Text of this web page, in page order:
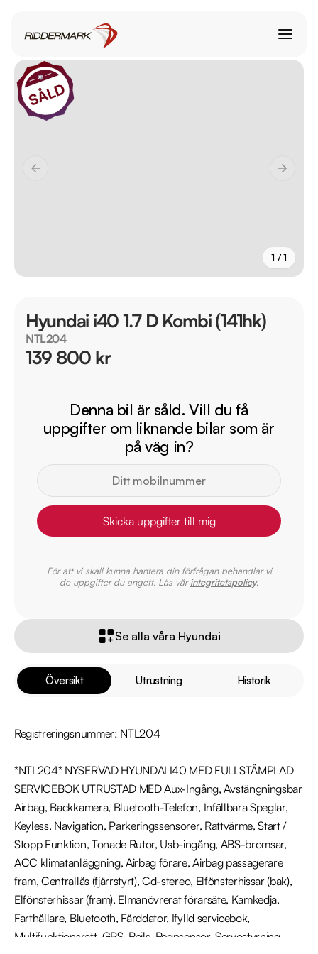
1 / 1
Översikt Utrustning Historik
Registreringsnummer: NTL204
*NTL204* NYSERVAD HYUNDAI I40 MED FULLSTÄMPLAD
SERVICEBOK UTRUSTAD MED Aux-Ingång, Avstängningsbar
Airbag, Backkamera, Bluetooth-Telefon, Infällbara Speglar,
Keyless, Navigation, Parkeringssensorer, Rattvärme, Start /
Stopp Funktion, Tonade Rutor, Usb-ingång, ABS-bromsar,
ACC klimatanläggning, Airbag förare, Airbag passagerare
fram, Centrallås (fjärrstyrt), Cd-stereo, Elfönsterhissar (bak),
Elfönsterhissar (fram), Elmanövrerat förarsäte, Kamkedja,
Farthållare, Bluetooth, Färddator, Ifylld servicebok,
Multifunktionsratt, GPS, Rails, Regnsensor, Servostyrning,
Hyundai i40 1.7 D Kombi (141hk)
NTL204
139 800 kr
Denna bil är såld. Vill du få
uppgifter om liknande bilar som är
på väg in?
Skicka uppgifter till mig
För att vi skall kunna hantera din förfrågan behandlar vi
de uppgifter du angett. Läs vårintegritetspolicy.
Se alla våra Hyundai